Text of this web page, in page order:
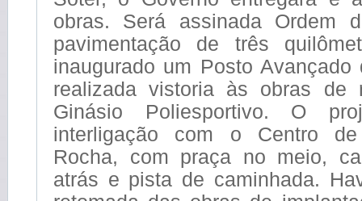
obras. Será assinada Ordem
pavimentação de três
inaugurado um Posto Avançado
realizada vistoria às obras de
Ginásio Poliesportivo. O
interligação com o Centro
Rocha, com praça no meio,
atrás e pista de caminhada.